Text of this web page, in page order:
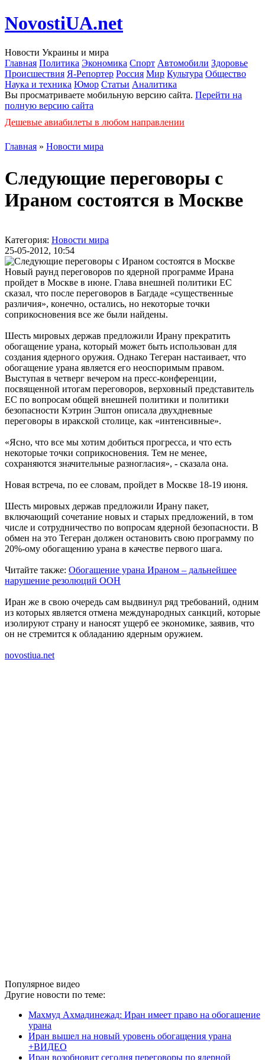
NovostiUA.net
Новости Украины и мира
Главная Политика Экономика Спорт Автомобили Здоровье
Происшествия Я-Репортер Россия Мир Культура Общество
Наука и техника Юмор Статьи Аналитика
Вы просматриваете мобильную версию сайта. Перейти на
полную версию сайта
Дешевые авиабилеты в любом направлении
Главная » Новости мира
Следующие переговоры с
Ираном состоятся в Москве
Категория: Новости мира
25-05-2012, 10:54
Новый раунд переговоров по ядерной программе Ирана
пройдет в Москве в июне. Глава внешней политики ЕС
сказал, что после переговоров в Багдаде «существенные
различия», конечно, остались, но некоторые точки
соприкосновения все же были найдены.
Шесть мировых держав предложили Ирану прекратить
обогащение урана, который может быть использован для
создания ядерного оружия. Однако Тегеран настаивает, что
обогащение урана является его неоспоримым правом.
Выступая в четверг вечером на пресс-конференции,
посвященной итогам переговоров, верховный представитель
ЕС по вопросам общей внешней политики и политики
безопасности Кэтрин Эштон описала двухдневные
переговоры в иракской столице, как «интенсивные».
«Ясно, что все мы хотим добиться прогресса, и что есть
некоторые точки соприкосновения. Тем не менее,
сохраняются значительные разногласия», - сказала она.
Новая встреча, по ее словам, пройдет в Москве 18-19 июня.
Шесть мировых держав предложили Ирану пакет,
включающий сочетание новых и старых предложений, в том
числе и сотрудничество по вопросам ядерной безопасности. В
обмен на это Тегеран должен остановить свою программу по
20%-ому обогащению урана в качестве первого шага.
Читайте также: Обогащение урана Ираном – дальнейшее
нарушение резолюций ООН
Иран же в свою очередь сам выдвинул ряд требований, одним
из которых является отмена международных санкций, которые
изолируют страну и наносят ущерб ее экономике, заявив, что
он не стремится к обладанию ядерным оружием.
novostiua.net
Популярное видео
Другие новости по теме:
Махмуд Ахмадинежад: Иран имеет право на обогащение
урана
Иран вышел на новый уровень обогащения урана
+ВИДЕО
Иран возобновит сегодня переговоры по ядерной